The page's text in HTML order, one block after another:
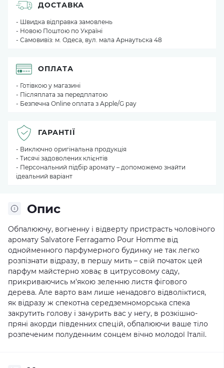
Опис
Обпалюючу, вогненну і відверту пристрасть чоловічого
аромату Salvatore Ferragamo Pour Homme від
однойменного парфумерного будинку не так легко
розпізнати відразу, в першу мить – свій початок цей
парфум майстерно ховає в цитрусовому саду,
прикриваючись м'якою зеленню листя фігового
дерева. Але варто вам лише ненадовго відволіктися,
як відразу ж спекотна середземноморська спека
закрутить голову і занурить вас у негу, в розкішно-
пряні акорди південних спецій, обпалюючи ваше тіло
розпеченим полуденним сонцем вічно молодої Італії.
ДОСТАВКА
- Швидка відправка замовлень
- Новою Поштою по Україні
- Самовивіз: м. Одеса, вул. мала Арнаутьска 48
ОПЛАТА
- Готівкою у магазині
- Післяплата за передплатою
- Безпечна Online оплата з Apple/G pay
ГАРАНТІЇ
- Виключно оригінальна продукція
- Тисячі задоволених клієнтів
- Персональний підбір аромату – допоможемо знайти
ідеальний варіант